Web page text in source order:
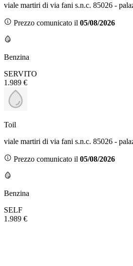
viale martiri di via fani s.n.c. 85026 -
Prezzo comunicato il 05/08/2026
Benzina
SERVITO
1.989 €
Toil
viale martiri di via fani s.n.c. 85026 -
Prezzo comunicato il 05/08/2026
Benzina
SELF
1.989 €